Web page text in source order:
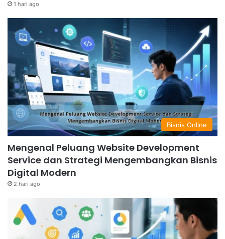
1 hari ago
Bisnis Online
Mengenal Peluang Website Development
Service dan Strategi Mengembangkan Bisnis
Digital Modern
2 hari ago